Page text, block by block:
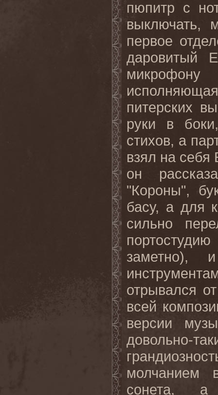
пюпитр с
выключать,
первое
даровитый
питерских
руки в
стихов, а
взял на себя
он
"Короны",
басу, а для
сильно
заметно),
отрывался
всей
версии
довольно-
молчанием
сонета, а